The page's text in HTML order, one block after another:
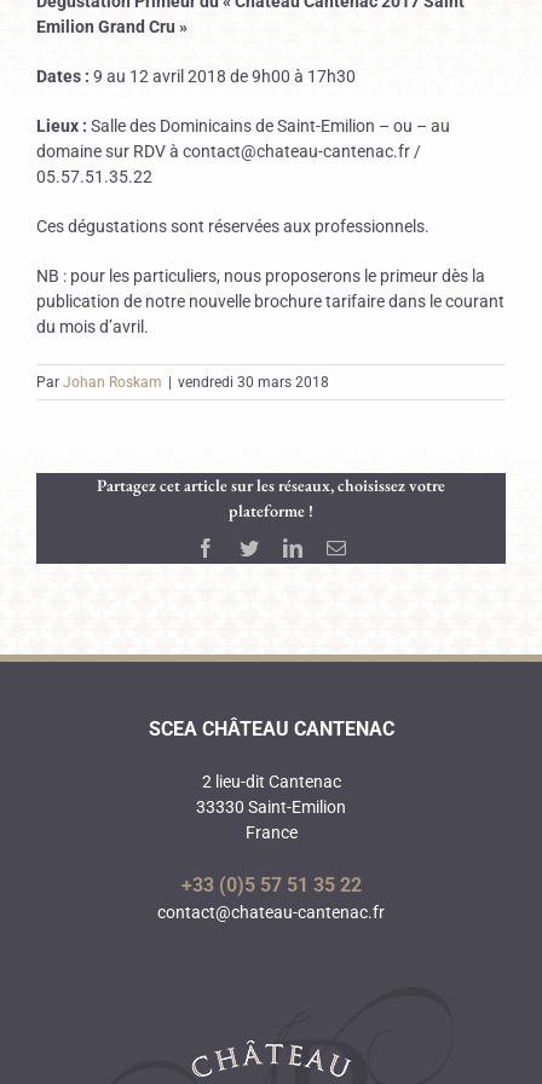
Emilion Grand Cru »
Dates : 9 au 12 avril 2018 de 9h00 à 17h30
Lieux : Salle des Dominicains de Saint-Emilion – ou – au
domaine sur RDV à contact@chateau-cantenac.fr /
05.57.51.35.22
Ces dégustations sont réservées aux professionnels.
NB : pour les particuliers, nous proposerons le primeur dès la
publication de notre nouvelle brochure tarifaire dans le courant
du mois d’avril.
Par Johan Roskam vendredi 30 mars 2018
Partagez cet article sur les réseaux, choisissez votre
plateforme !
Facebook
TwitterLinkedInEmail
SCEA CHÂTEAU CANTENAC
2 lieu-dit Cantenac
33330 Saint-Emilion
France
+33 (0)5 57 51 35 22
contact@chateau-cantenac.fr